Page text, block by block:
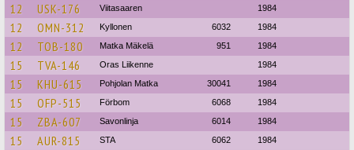
12 USK-176 Viitasaaren 1984
12 OMN-312 Kyllonen 6032 1984
12 TOB-180 Matka Mäkelä 951 1984
15 TVA-146 Oras Liikenne 1984
15 KHU-615 Pohjolan Matka 30041 1984
15 OFP-515 Förbom 6068 1984
15 ZBA-607 Savonlinja 6014 1984
15 AUR-815 STA 6062 1984